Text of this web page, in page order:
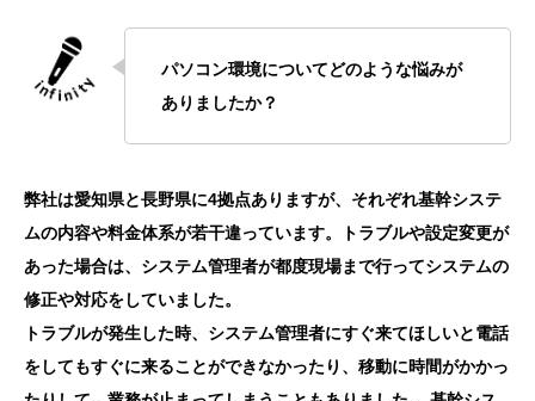
パソコン環境についてどのような悩みが
ありましたか？
弊社は愛知県と長野県に4拠点ありますが、それぞれ基幹システ
ムの内容や料金体系が若干違っています。トラブルや設定変更が
あった場合は、システム管理者が都度現場まで行ってシステムの
修正や対応をしていました。
トラブルが発生した時、システム管理者にすぐ来てほしいと電話
をしてもすぐに来ることができなかったり、移動に時間がかかっ